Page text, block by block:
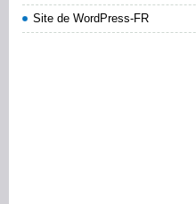
Site de WordPress-FR